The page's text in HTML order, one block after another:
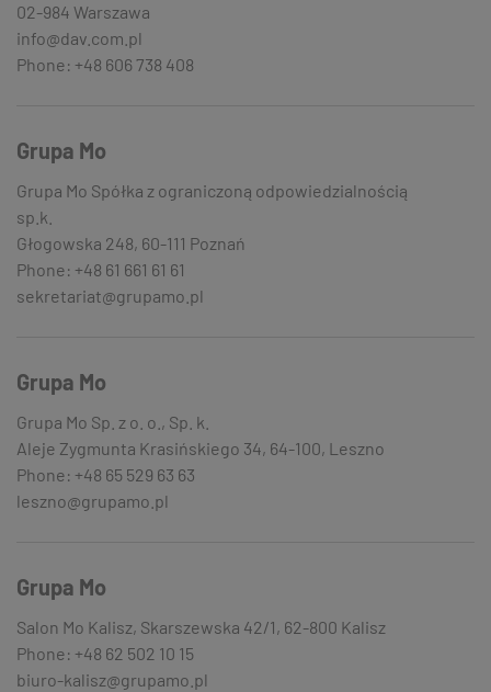
02-984 Warszawa
info@dav.com.pl
Phone: +48 606 738 408
Grupa Mo
Grupa Mo Spółka z ograniczoną odpowiedzialnością
sp.k.
Głogowska 248, 60-111 Poznań
Phone: +48 61 661 61 61
sekretariat@grupamo.pl
Grupa Mo
Grupa Mo Sp. z o. o., Sp. k.
Aleje Zygmunta Krasińskiego 34, 64-100, Leszno
Phone: +48 65 529 63 63
leszno@grupamo.pl
Grupa Mo
Salon Mo Kalisz, Skarszewska 42/1, 62-800 Kalisz
Phone: +48 62 502 10 15
biuro-kalisz@grupamo.pl